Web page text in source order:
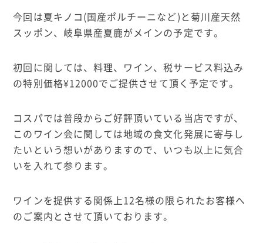
今回は夏キノコ(国産ポルチーニなど) と菊川産天然
スッポン、岐阜県産夏鹿がメインの予定です。
初回に関しては、料理、ワイン、税サービス料込み
の特別価格¥12000でご提供させて頂く予定です。
コスパでは普段からご好評頂いている当店ですが、
このワイン会に関しては地域の食文化発展に寄与し
たいという想いがありますので、いつも以上に気合
いを入れて参ります。
ワインを提供する関係上12名様の限られたお客様へ
のご案内とさせて頂いております。